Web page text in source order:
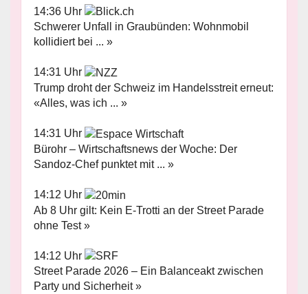
14:36 Uhr
Schwerer Unfall in Graubünden: Wohnmobil
kollidiert bei ... »
14:31 Uhr
Trump droht der Schweiz im Handelsstreit erneut:
«Alles, was ich ... »
14:31 Uhr
Bürohr – Wirtschaftsnews der Woche: Der
Sandoz-Chef punktet mit ... »
14:12 Uhr
Ab 8 Uhr gilt: Kein E-Trotti an der Street Parade
ohne Test »
14:12 Uhr
Street Parade 2026 – Ein Balanceakt zwischen
Party und Sicherheit »